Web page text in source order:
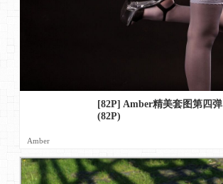
[82P] Amber精美套图第四弹
(82P)
Amber